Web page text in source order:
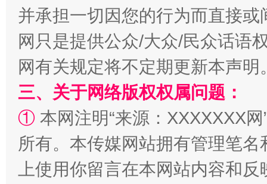
国家大学科技园优化重塑工作
并承担一切因您的行为而直接
网只是提供公众/大众/民众话语
网有关规定将不定期更新本声明
三、关于网络版权权属问题：
① 本网注明“来源：XXXXXXX
所有。本传媒网站拥有管理笔
上使用你留言在本网站内容和